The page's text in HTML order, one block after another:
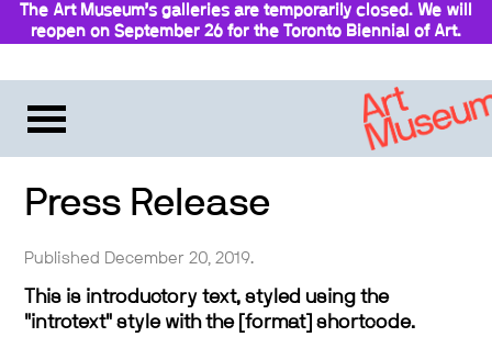
The Art Museum’s galleries are temporarily closed. We will
reopen on September 26 for the Toronto Biennial of Art.
Press Release
Published December 20, 2019.
This is introductory text, styled using the
"introtext" style with the [format] shortcode.